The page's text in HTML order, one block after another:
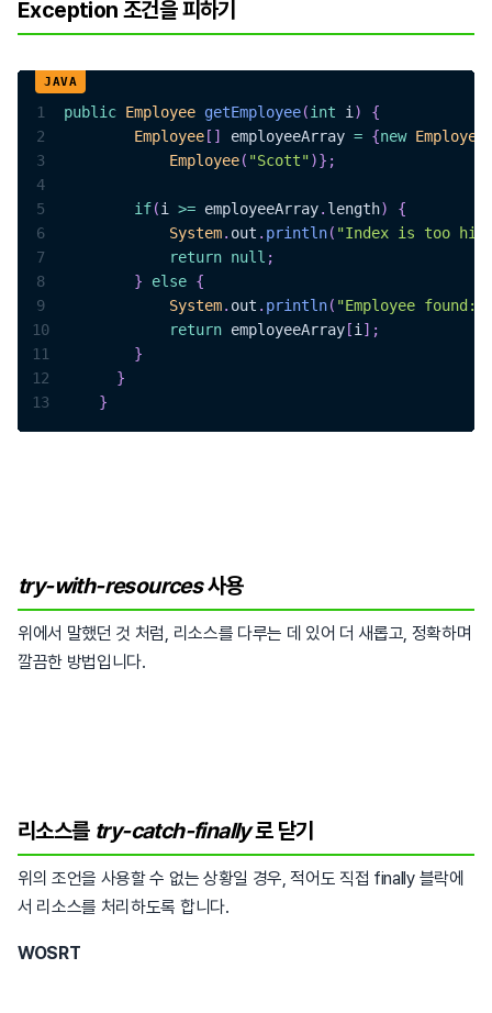
Exception 조건을 피하기
1 public Employee getEmployee(int i )
{
2
Employee [ ] employeeArray = {new Employee
3
Employee( "Scott")} ;
4
5
if(i >= employeeArray. length)
{
6
System. out . println( "Index is too
7
return null ;
8
} else {
9
System. out . println( "Employee found:
10
return employeeArray [i ] ;
11
}
12
}
13
}
try-with-resources사용
위에서 말했던 것 처럼, 리소스를 다루는 데 있어 더 새롭고, 정확하며
깔끔한 방법입니다.
리소스를 try-catch-finally로 닫기
위의 조언을 사용할 수 없는 상황일 경우, 적어도 직접 finally 블락에
서 리소스를 처리하도록 합니다.
WOSRT